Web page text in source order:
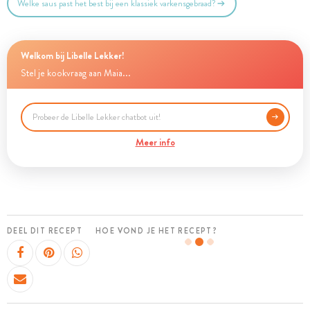
Welke saus past het best bij een klassiek varkensgebraad?
Welkom bij Libelle Lekker!
Stel je kookvraag aan Maia...
Meer info
DEEL DIT RECEPT HOE VOND JE HET RECEPT?